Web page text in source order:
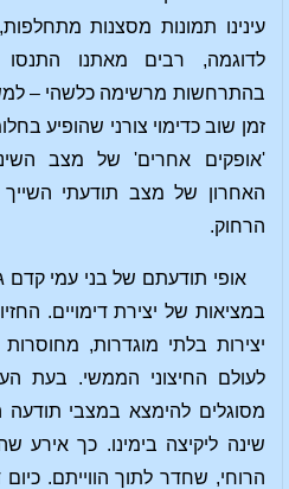
עינינו תמונות מסצנות
לדוגמה, רבים מאתנו התנסו
בהתרחשות מרשימה כלשהי –
זמן שוב כדימוי צורני שהופיע
'אופקים אחרים' של מצב
האחרון של מצב תודעתי
הרחוק.
אופי תודעתם של בני עמי
במציאות של יצירת דימויים.
יצירות בלתי מוגדרות,
לעולם החיצוני הממשי. בעת
מסוגלים להימצא במצבי
שינה ליקיצה בימינו. כך אירע
הרוחי, שחדר לתוך הווייתם.